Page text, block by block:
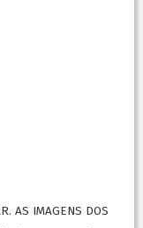
AS IMAGENS DOS